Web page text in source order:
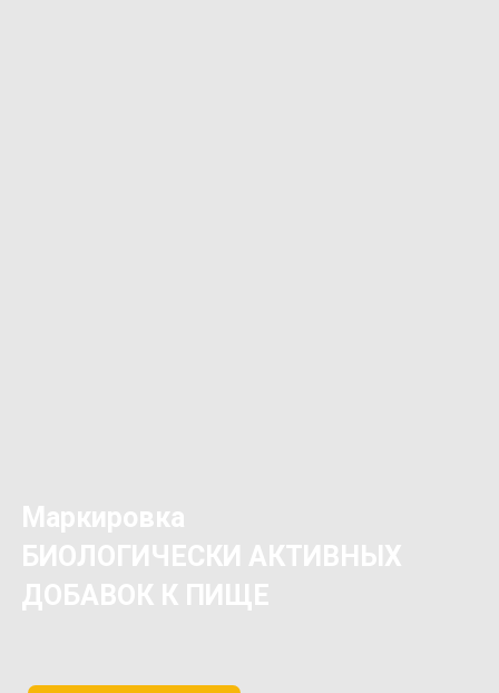
Маркировка
БИОЛОГИЧЕСКИ АКТИВНЫХ
ДОБАВОК К ПИЩЕ